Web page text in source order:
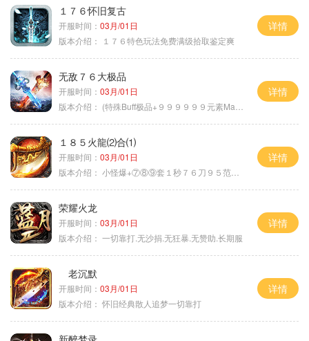
１７６怀旧复古
开服时间： 03月/01日
版本介绍：
１７６特色玩法免费满级拾取鉴定爽
详情
无敌７６大极品
开服时间： 03月/01日
版本介绍： (特殊Buff极品+９９９９９９元素Max）
详情
１８５火龍⑵合⑴
开服时间： 03月/01日
版本介绍： 小怪爆+⑦⑧⑨套１秒７６刀９５范围捡
详情
荣耀火龙
开服时间： 03月/01日
版本介绍： 一切靠打.无沙捐.无狂暴.无赞助.长期服
详情
老沉默
开服时间： 03月/01日
版本介绍： 怀旧经典散人追梦一切靠打
详情